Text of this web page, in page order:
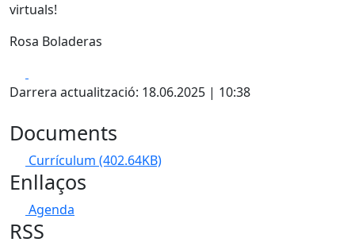
virtuals!
Rosa Boladeras
Darrera actualització: 18.06.2025 | 10:38
Documents
Currículum (402.64KB)
Enllaços
Agenda
RSS